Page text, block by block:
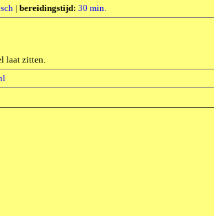
| bereidingstijd: 30 min.
laat zitten.